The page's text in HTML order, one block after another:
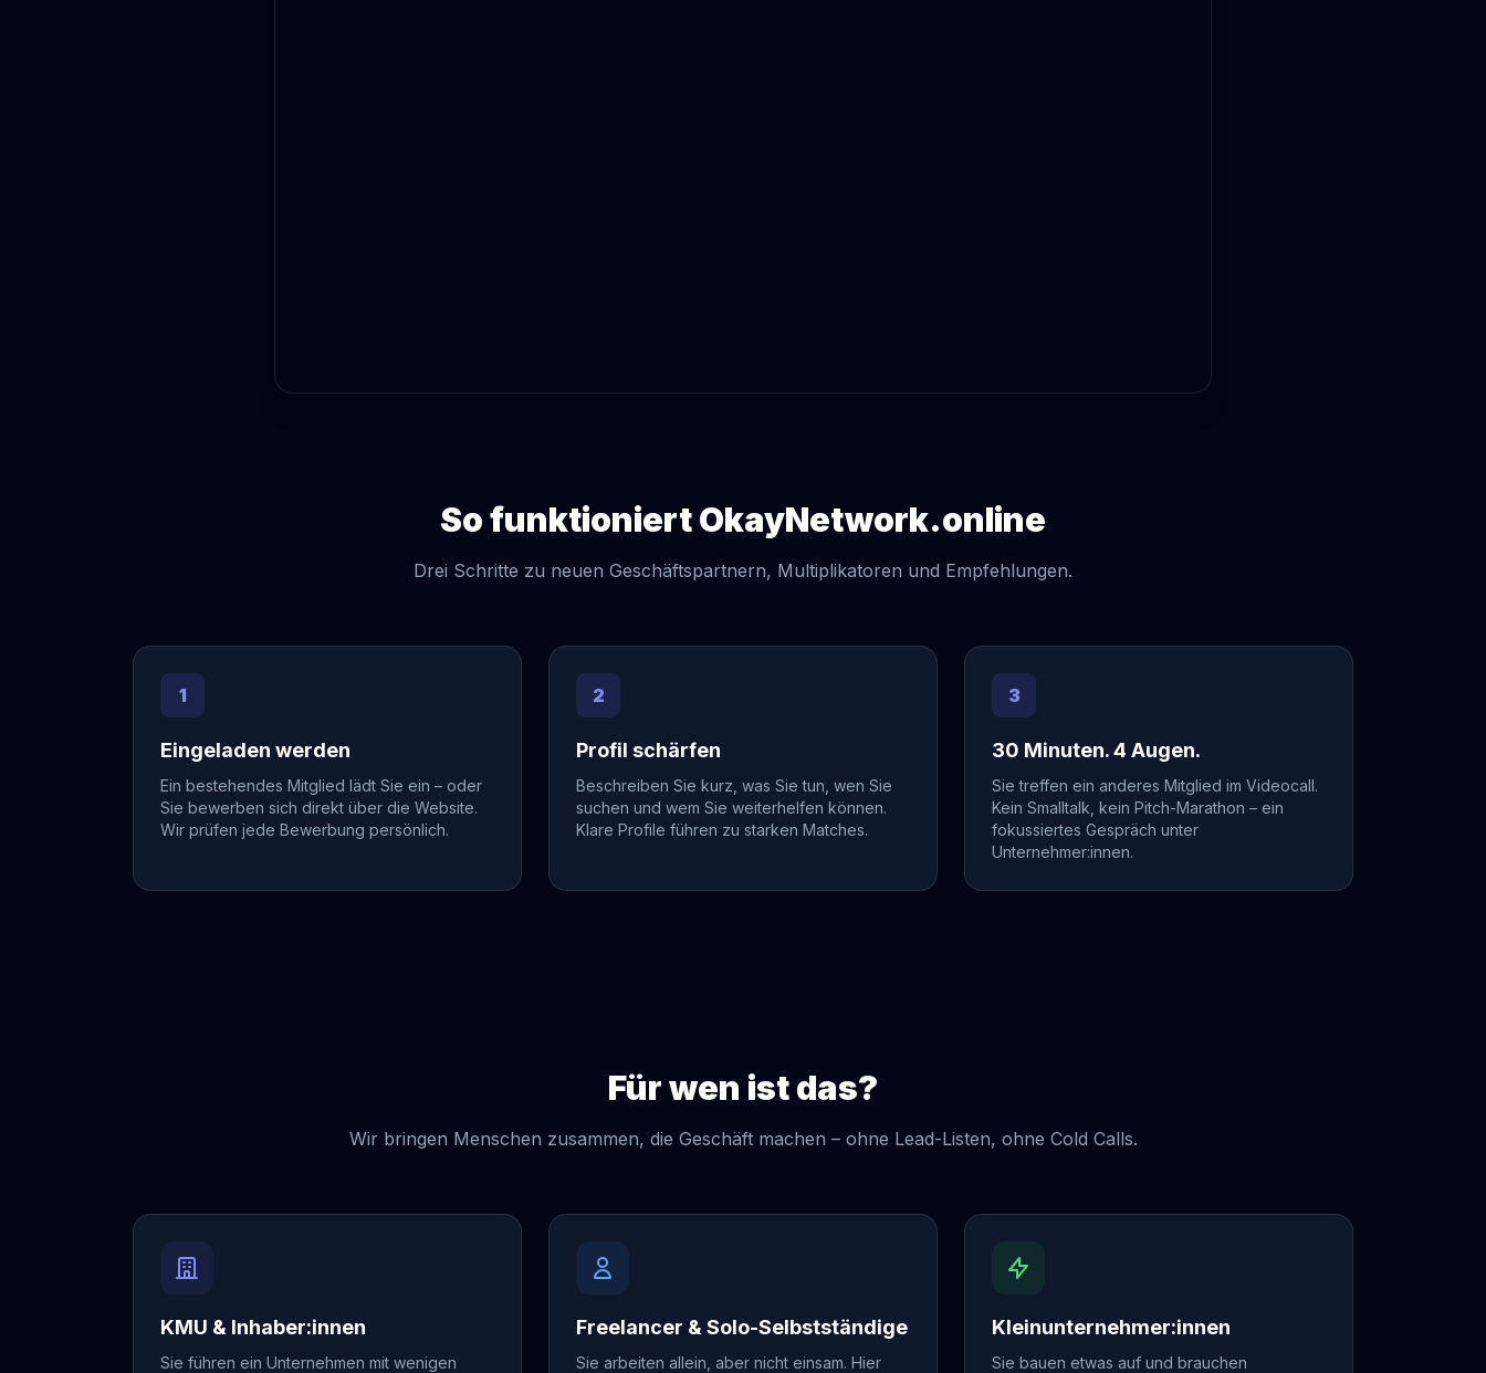
So funktioniert OkayNetwork.online
Drei Schritte zu neuen Geschäftspartnern, Multiplikatoren und Empfehlungen.
1
Eingeladen werden
Ein bestehendes Mitglied lädt Sie ein – oder
Sie bewerben sich direkt über die Website.
Wir prüfen jede Bewerbung persönlich.
2
Profil schärfen
Beschreiben Sie kurz, was Sie tun, wen Sie
suchen und wem Sie weiterhelfen können.
Klare Profile führen zu starken Matches.
3
30 Minuten. 4 Augen.
Sie treffen ein anderes Mitglied im Videocall.
Kein Smalltalk, kein Pitch-Marathon – ein
fokussiertes Gespräch unter
Unternehmer:innen.
Für wen ist das?
Wir bringen Menschen zusammen, die Geschäft machen – ohne Lead-Listen, ohne Cold Calls.
KMU & Inhaber:innen
Sie führen ein Unternehmen mit wenigen
Freelancer & Solo-Selbstständige
Sie arbeiten allein, aber nicht einsam. Hier
Kleinunternehmer:innen
Sie bauen etwas auf und brauchen